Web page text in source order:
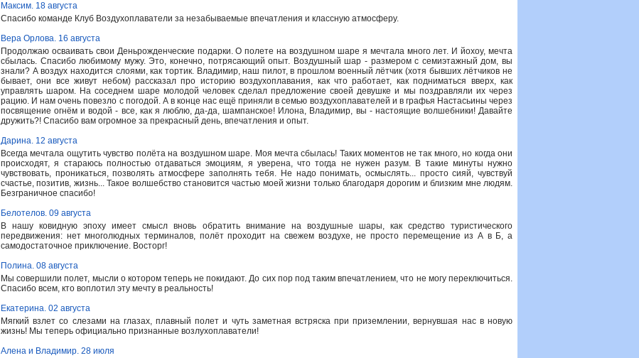
Максим. 18 августа
Спасибо команде Клуб Воздухоплаватели за незабываемые впечатления и классную атмосферу.
Вера Орлова. 16 августа
Продолжаю осваивать свои Деньрожденческие подарки. О полете на воздушном шаре я мечтала много лет. И йохоу, мечта
сбылась. Спасибо любимому мужу. Это, конечно, потрясающий опыт. Воздушный шар - размером с семиэтажный дом, вы
знали? А воздух находится слоями, как тортик. Владимир, наш пилот, в прошлом военный лётчик (хотя бывших лётчиков не
бывает, они все живут небом) рассказал про историю воздухоплавания, как что работает, как подниматься вверх, как
управлять шаром. На соседнем шаре молодой человек сделал предложение своей девушке и мы поздравляли их через
рацию. И нам очень повезло с погодой. А в конце нас ещё приняли в семью воздухоплавателей и в графья Настасьины через
посвящение огнём и водой - все, как я люблю, да-да, шампанское! Илона, Владимир, вы - настоящие волшебники! Давайте
дружить?! Спасибо вам огромное за прекрасный день, впечатления и опыт.
Дарина. 12 августа
Всегда мечтала ощутить чувство полёта на воздушном шаре. Моя мечта сбылась! Таких моментов не так много, но когда они
происходят, я стараюсь полностью отдаваться эмоциям, я уверена, что тогда не нужен разум. В такие минуты нужно
чувствовать, проникаться, позволять атмосфере заполнять тебя. Не надо понимать, осмыслять... просто сияй, чувствуй
счастье, позитив, жизнь... Такое волшебство становится частью моей жизни только благодаря дорогим и близким мне людям.
Безграничное спасибо!
Белотелов. 09 августа
В нашу ковидную эпоху имеет смысл вновь обратить внимание на воздушные шары, как средство туристического
передвижения: нет многолюдных терминалов, полёт проходит на свежем воздухе, не просто перемещение из А в Б, а
самодостаточное приключение. Восторг!
Полина. 08 августа
Мы совершили полет, мысли о котором теперь не покидают. До сих пор под таким впечатлением, что не могу переключиться.
Спасибо всем, кто воплотил эту мечту в реальность!
Екатерина. 02 августа
Мягкий взлет со слезами на глазах, плавный полет и чуть заметная встряска при приземлении, вернувшая нас в новую
жизнь! Мы теперь официально признанные возлухоплаватели!
Алена и Владимир. 28 июля